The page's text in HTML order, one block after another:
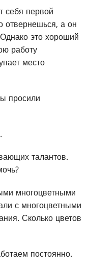
себя первой
отвернешься, а он
это хороший
работу
место
просили
талантов.
многоцветными
с многоцветными
Сколько цветов
постоянно.